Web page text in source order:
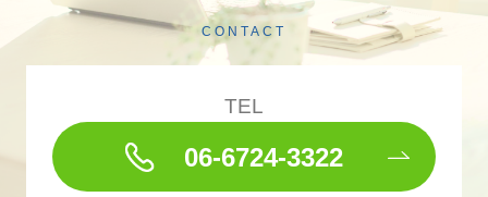
CONTACT
TEL
06-6724-3322